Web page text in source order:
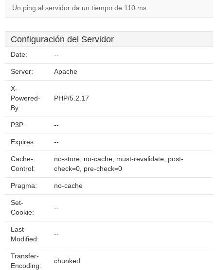
Un ping al servidor da un tiempo de 110 ms.
Configuración del Servidor
Date: --
Server: Apache
X-
Powered-
By:
PHP/5.2.17
P3P: --
Expires: --
Cache-
Control:
no-store, no-cache, must-revalidate, post-
check=0, pre-check=0
Pragma: no-cache
Set-
Cookie:
--
Last-
Modified:
--
Transfer-
Encoding:
chunked